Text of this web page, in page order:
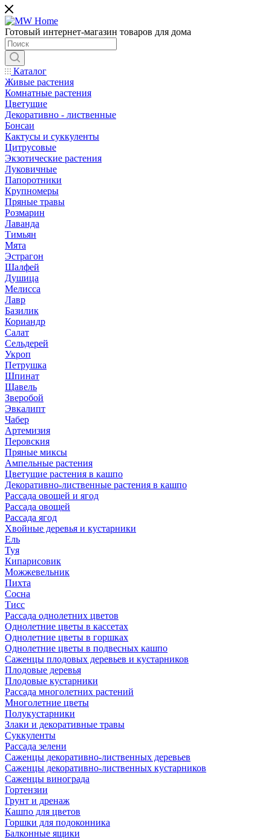
Готовый интернет-магазин товаров для дома
Каталог
Живые растения
Комнатные растения
Цветущие
Декоративно - лиственные
Бонсаи
Кактусы и суккуленты
Цитрусовые
Экзотические растения
Луковичные
Папоротники
Крупномеры
Пряные травы
Розмарин
Лаванда
Тимьян
Мята
Эстрагон
Шалфей
Душица
Мелисса
Лавр
Базилик
Кориандр
Салат
Сельдерей
Укроп
Петрушка
Шпинат
Щавель
Зверобой
Эвкалипт
Чабер
Артемизия
Перовския
Пряные миксы
Ампельные растения
Цветущие растения в кашпо
Декоративно-лиственные растения в кашпо
Рассада овощей и ягод
Рассада овощей
Рассада ягод
Хвойные деревья и кустарники
Ель
Туя
Кипарисовик
Можжевельник
Пихта
Сосна
Тисc
Рассада однолетних цветов
Однолетние цветы в кассетах
Однолетние цветы в горшках
Однолетние цветы в подвесных кашпо
Саженцы плодовых деревьев и кустарников
Плодовые деревья
Плодовые кустарники
Рассада многолетних растений
Многолетние цветы
Полукустарники
Злаки и декоративные травы
Суккуленты
Рассада зелени
Саженцы декоративно-лиственных деревьев
Саженцы декоративно-лиственных кустарников
Саженцы винограда
Гортензии
Грунт и дренаж
Кашпо для цветов
Горшки для подоконника
Балконные ящики